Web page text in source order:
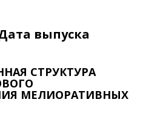
выпуска
СТРУКТУРА
МЕЛИОРАТИВНЫХ